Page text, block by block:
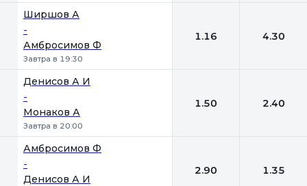
Ширшов А
-
Амбросимов Ф
Завтра в 19:30
1.16 4.30
Денисов А И
-
Монаков А
Завтра в 20:00
1.50 2.40
Амбросимов Ф
-
Денисов А И
2.90 1.35